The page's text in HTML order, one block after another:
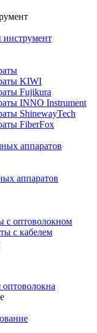
KIWI
Fujikura
INNO Instrument
ShinewayTech
FiberFox
аппаратов
аппаратов
с оптоволокном
с кабелем
оптоволокна